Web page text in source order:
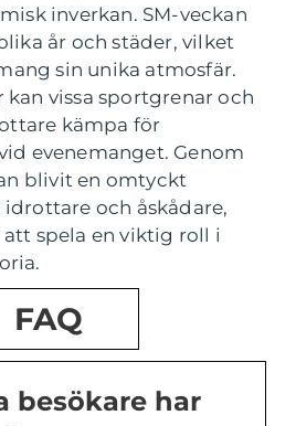
inverkan. SM-veckan
år och städer, vilket
sin unika atmosfär.
kan vissa sportgrenar och
kämpa för
evenemanget. Genom
blivit en omtyckt
och åskådare,
spela en viktig roll i
FAQ
besökare har